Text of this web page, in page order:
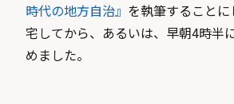
時代の地方自治』 を執筆すること
宅してから、あるいは、早朝4時半
めました。